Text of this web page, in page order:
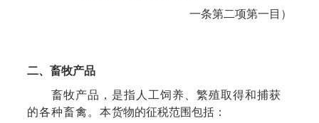
一条第二项第一目 ）
二、畜牧产品
畜牧产品，是指人工饲养、繁殖取得和捕获
的各种畜禽。本货物的征税范围包括：